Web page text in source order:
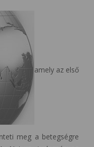
amely az első
meg a betegségre